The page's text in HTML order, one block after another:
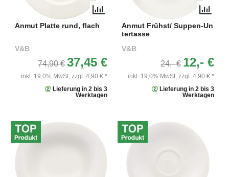
Anmut Platte rund, flach
V&B
74,90 € 37,45 €
inkl. 19,0% MwSt, zzgl. 4,90 € *
Lieferung in 2 bis 3
Werktagen
Anmut Frühst/ Suppen-Un
tertasse
V&B
24,- € 12,- €
inkl. 19,0% MwSt, zzgl. 4,90 € *
Lieferung in 2 bis 3
Werktagen